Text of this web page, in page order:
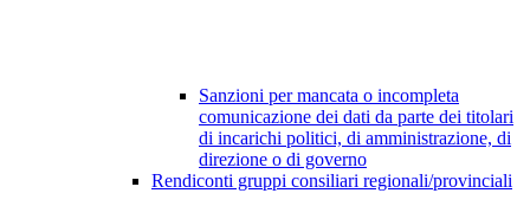
Sanzioni per mancata o incompleta
comunicazione dei dati da parte dei titolari
di incarichi politici, di amministrazione, di
direzione o di governo
Rendiconti gruppi consiliari regionali/provinciali